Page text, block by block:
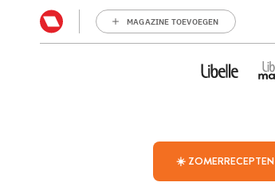
MAGAZINE TOEVOEGEN
☀️ ZOMERRECEPTEN